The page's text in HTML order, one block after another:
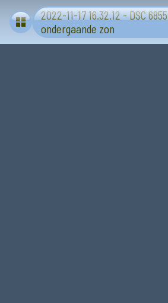
Zon
2022-11-17 16.32.12 - DSC 6855
ondergaande zon